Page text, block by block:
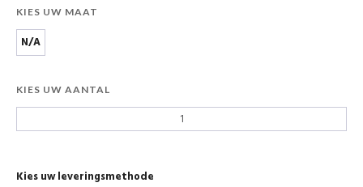
KIES UW MAAT
N/A
KIES UW AANTAL
Kies uw leveringsmethode